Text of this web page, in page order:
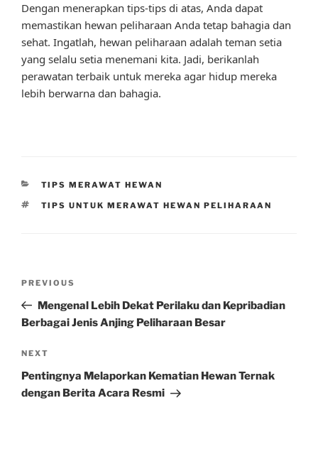
Dengan menerapkan tips-tips di atas, Anda dapat
memastikan hewan peliharaan Anda tetap bahagia dan
sehat. Ingatlah, hewan peliharaan adalah teman setia
yang selalu setia menemani kita. Jadi, berikanlah
perawatan terbaik untuk mereka agar hidup mereka
lebih berwarna dan bahagia.
CATEGORIES
TIPS MERAWAT HEWAN
TAGS
TIPS UNTUK MERAWAT HEWAN PELIHARAAN
Previous
Post
PREVIOUS
Mengenal Lebih Dekat Perilaku dan Kepribadian
Berbagai Jenis Anjing Peliharaan Besar
Next
Post
NEXT
Pentingnya Melaporkan Kematian Hewan Ternak
dengan Berita Acara Resmi